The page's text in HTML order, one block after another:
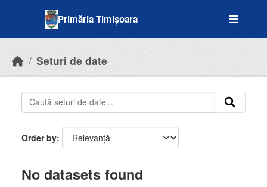
Primăria Timișoara
Seturi de date
Order by
No datasets found